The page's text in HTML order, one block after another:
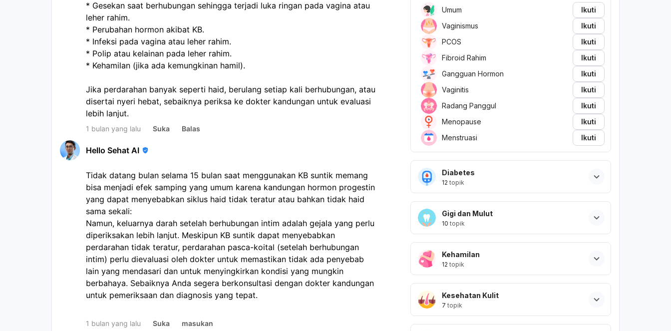
* Gesekan saat berhubungan sehingga terjadi luka ringan pada vagina atau
leher rahim.
* Perubahan hormon akibat KB.
* Infeksi pada vagina atau leher rahim.
* Polip atau kelainan pada leher rahim.
* Kehamilan (jika ada kemungkinan hamil).
Jika perdarahan banyak seperti haid, berulang setiap kali berhubungan, atau
disertai nyeri hebat, sebaiknya periksa ke dokter kandungan untuk evaluasi
lebih lanjut.
1 bulan yang lalu Suka Balas
Hello Sehat AI
Tidak datang bulan selama 15 bulan saat menggunakan KB suntik memang
bisa menjadi efek samping yang umum karena kandungan hormon progestin
yang dapat menyebabkan siklus haid tidak teratur atau bahkan tidak haid
sama sekali:
Namun, keluarnya darah setelah berhubungan intim adalah gejala yang perlu
diperiksakan lebih lanjut. Meskipun KB suntik dapat menyebabkan
perdarahan tidak teratur, perdarahan pasca-koital (setelah berhubungan
intim) perlu dievaluasi oleh dokter untuk memastikan tidak ada penyebab
lain yang mendasari dan untuk menyingkirkan kondisi yang mungkin
berbahaya. Sebaiknya Anda segera berkonsultasi dengan dokter kandungan
untuk pemeriksaan dan diagnosis yang tepat.
1 bulan yang lalu Suka masukan
Umum
Ikuti
Vaginismus
Ikuti
PCOS
Ikuti
Fibroid Rahim
Ikuti
Gangguan Hormon
Ikuti
Vaginitis
Ikuti
Radang Panggul
Ikuti
Menopause
Ikuti
Menstruasi
Ikuti
Diabetes
12 topik
Gigi dan Mulut
10 topik
Kehamilan
12 topik
Kesehatan Kulit
7 topik